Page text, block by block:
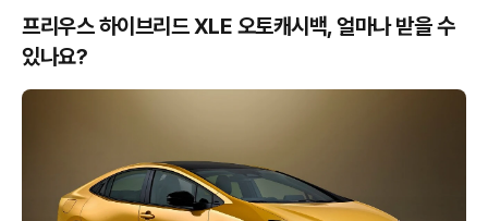
프리우스 하이브리드 XLE 오토캐시백, 얼마나 받을 수
있나요?